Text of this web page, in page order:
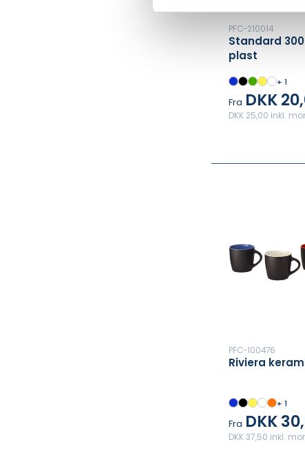
PFC-210014
Standard
plast
+ 1
Fra DKK
DKK 25,00 inkl.
PFC-100476
Riviera
+ 1
Fra DKK
DKK 37,50 inkl.